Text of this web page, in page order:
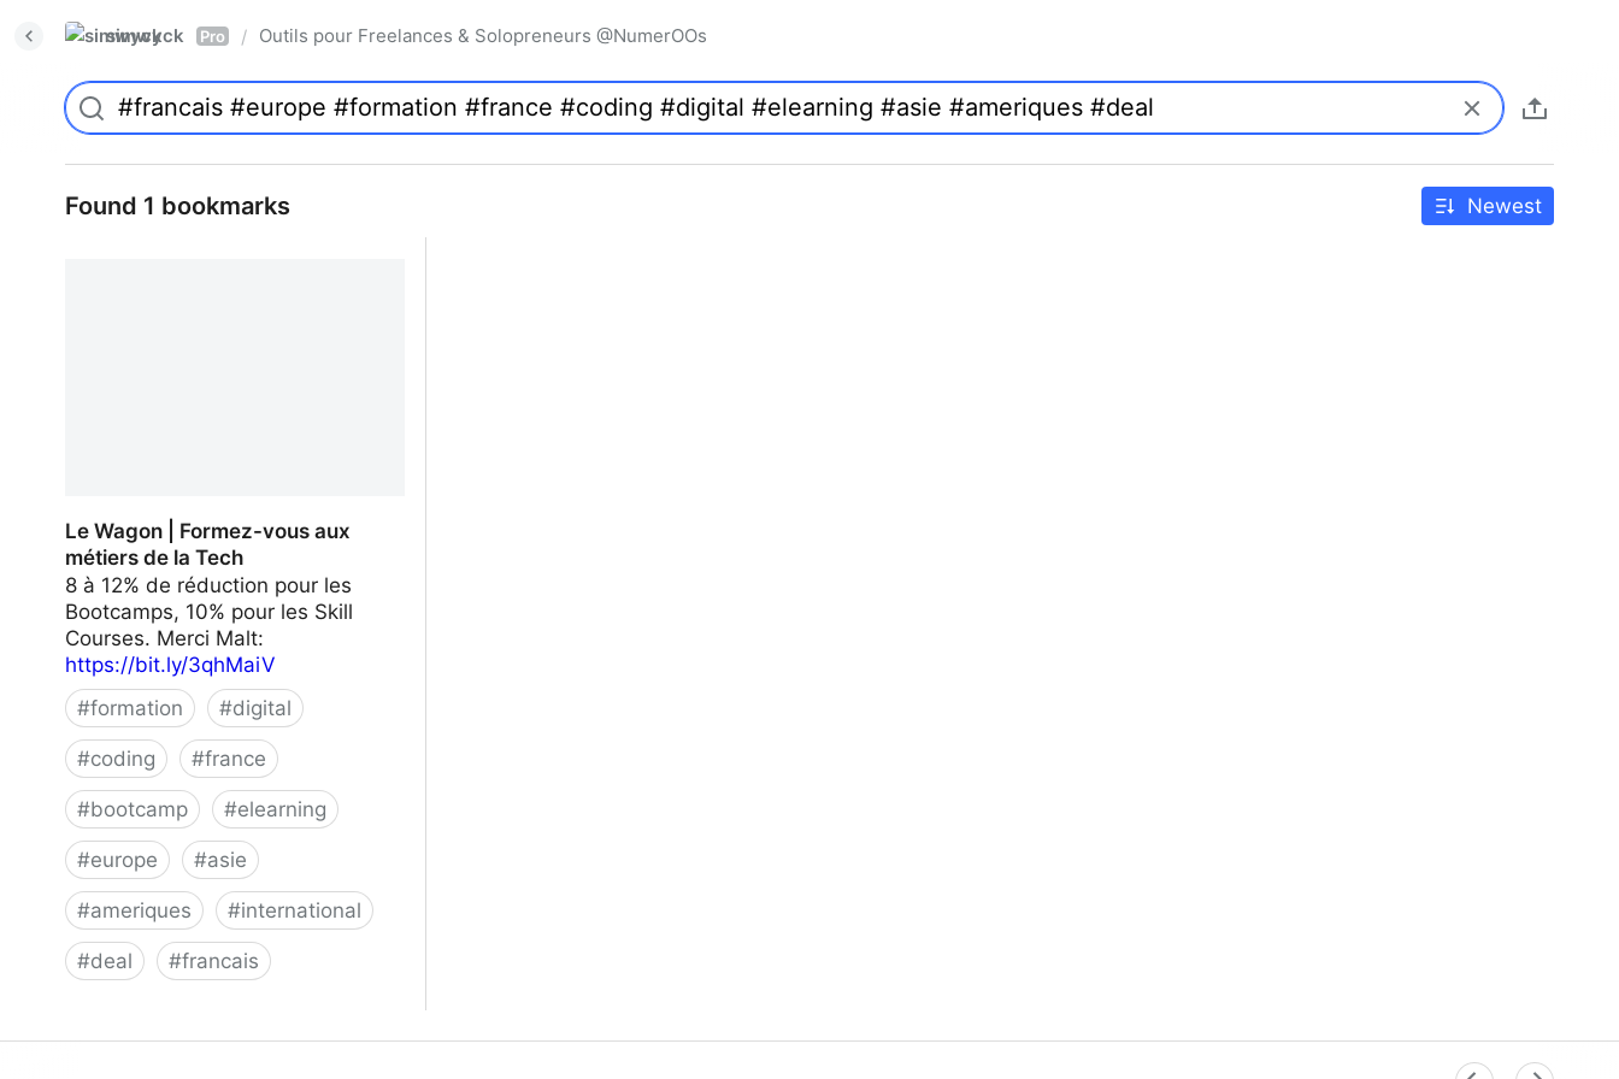
simwyck Pro / Outils pour Freelances & Solopreneurs @NumerOOs
Found 1 bookmarks Newest
Le Wagon | Formez-vous aux
métiers de la Tech
8 à 12% de réduction pour les
Bootcamps, 10% pour les Skill
Courses. Merci Malt:
https://bit.ly/3qhMaiV
#formation #digital
#coding #france
#bootcamp #elearning
#europe #asie
#ameriques #international
#deal #francais